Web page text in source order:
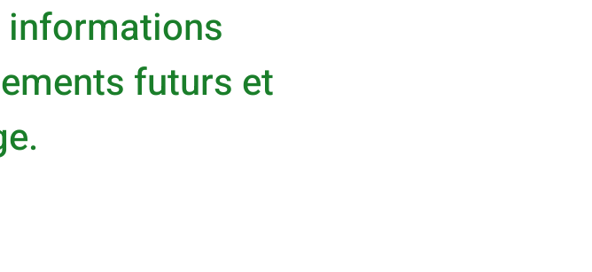
futurs et